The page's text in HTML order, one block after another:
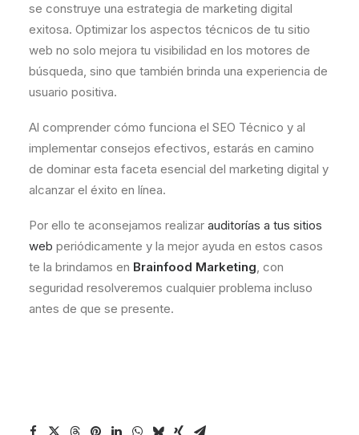
se construye una estrategia de marketing digital
exitosa. Optimizar los aspectos técnicos de tu sitio
web no solo mejora tu visibilidad en los motores de
búsqueda, sino que también brinda una experiencia de
usuario positiva.
Al comprender cómo funciona el SEO Técnico y al
implementar consejos efectivos, estarás en camino
de dominar esta faceta esencial del marketing digital y
alcanzar el éxito en línea.
Por ello te aconsejamos realizar auditorías a tus sitios
web periódicamente y la mejor ayuda en estos casos
te la brindamos en Brainfood Marketing, con
seguridad resolveremos cualquier problema incluso
antes de que se presente.